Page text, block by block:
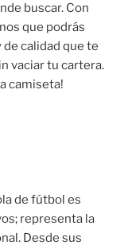
buscar. Con
que podrás
calidad que te
vaciar tu cartera.
camiseta!
de fútbol es
representa la
Desde sus